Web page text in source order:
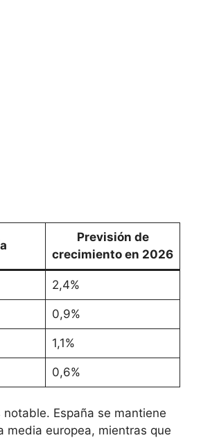
Previsión de
crecimiento en 2026
2,4%
0,9%
1,1%
0,6%
España se mantiene
media europea, mientras que